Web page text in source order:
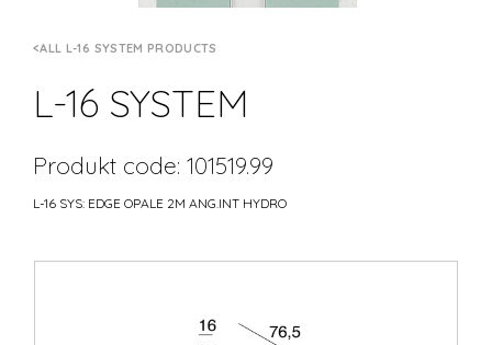
ALL L-16 SYSTEM PRODUCTS
L-16 SYSTEM
Produkt code: 101519.99
L-16 SYS: EDGE OPALE 2M ANG.INT HYDRO